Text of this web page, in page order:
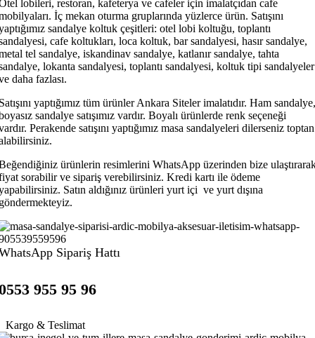
lobileri, restoran, kafeterya ve cafeler için imalatçıdan cafe
İç mekan oturma gruplarında yüzlerce ürün. Satışını
sandalye koltuk çeşitleri: otel lobi koltuğu, toplantı
cafe koltukları, loca koltuk, bar sandalyesi, hasır sandalye,
tel sandalye, iskandinav sandalye, katlanır sandalye, tahta
lokanta sandalyesi, toplantı sandalyesi, koltuk tipi sandalyeler
daha fazlası.
yaptığımız tüm ürünler Ankara Siteler imalatıdır. Ham sandalye,
sandalye satışımız vardır. Boyalı ürünlerde renk seçeneği
Perakende satışını yaptığımız masa sandalyeleri dilerseniz toptan
ürünlerin resimlerini WhatsApp üzerinden bize
sorabilir ve sipariş verebilirsiniz. Kredi kartı ile ödeme
Satın aldığınız ürünleri yurt içi ve yurt dışına
Sipariş Hattı
955 95 96
Kargo & Teslimat